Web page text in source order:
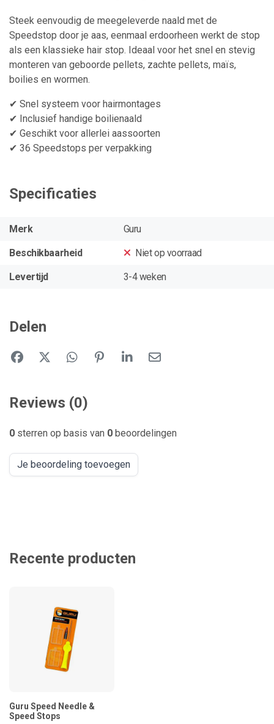
Steek eenvoudig de meegeleverde naald met de
Speedstop door je aas, eenmaal erdoorheen werkt de stop
als een klassieke hair stop. Ideaal voor het snel en stevig
monteren van geboorde pellets, zachte pellets, maïs,
boilies en wormen.
✔ Snel systeem voor hairmontages
✔ Inclusief handige boilienaald
✔ Geschikt voor allerlei aassoorten
✔ 36 Speedstops per verpakking
Specificaties
Merk Guru
Beschikbaarheid Niet op voorraad
Levertijd 3-4 weken
Delen
Reviews (0)
0 sterren op basis van 0 beoordelingen
Je beoordeling toevoegen
Recente producten
Guru Speed Needle &
Speed Stops